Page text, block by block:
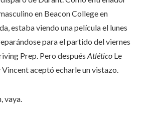
en Beacon College en
estaba viendo una película el lunes
para el partido del viernes
Prep. Pero después Atlético Le
aceptó echarle un vistazo.
vaya.